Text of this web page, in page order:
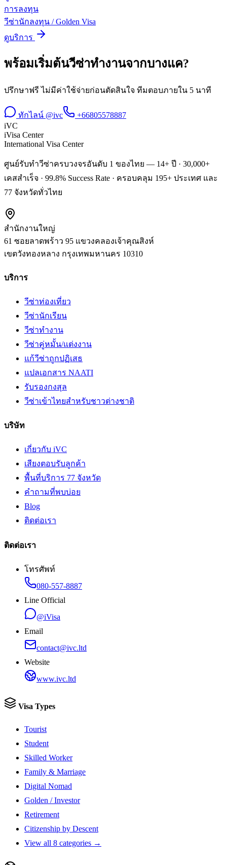
การลงทุน
วีซ่านักลงทุน / Golden Visa
ดูบริการ
พร้อมเริ่มต้นวีซ่าทำงานจากบางแค?
ปรึกษาฟรี ไม่มีค่าใช้จ่ายก่อนตัดสินใจ ทีมตอบภายใน 5 นาที
ทักไลน์ @ivc
+66805578887
iVC
iVisa Center
International Visa Center
ศูนย์รับทำวีซ่าครบวงจรอันดับ 1 ของไทย — 14+ ปี · 30,000+
เคสสำเร็จ · 99.8% Success Rate · ครอบคลุม 195+ ประเทศ และ
77 จังหวัดทั่วไทย
สำนักงานใหญ่
61 ซอยลาดพร้าว 95 แขวงคลองเจ้าคุณสิงห์
เขตวังทองหลาง กรุงเทพมหานคร 10310
บริการ
วีซ่าท่องเที่ยว
วีซ่านักเรียน
วีซ่าทำงาน
วีซ่าคู่หมั้น/แต่งงาน
แก้วีซ่าถูกปฏิเสธ
แปลเอกสาร NAATI
รับรองกงสุล
วีซ่าเข้าไทยสำหรับชาวต่างชาติ
บริษัท
เกี่ยวกับ iVC
เสียงตอบรับลูกค้า
พื้นที่บริการ 77 จังหวัด
คำถามที่พบบ่อย
Blog
ติดต่อเรา
ติดต่อเรา
โทรศัพท์
080-557-8887
Line Official
@iVisa
Email
contact@ivc.ltd
Website
www.ivc.ltd
Visa Types
Tourist
Student
Skilled Worker
Family & Marriage
Digital Nomad
Golden / Investor
Retirement
Citizenship by Descent
View all 8 categories →